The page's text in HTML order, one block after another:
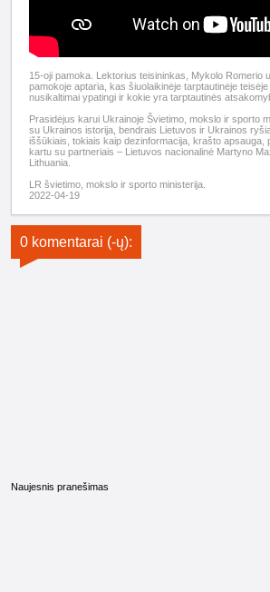
15-oji pamoka. Lektorius teisininkas, Mykolo
pamokoje aptaria, kas šiuolaikinėje tarptautinėje
nusikaltimai ypatingi ir kokie yra tarptautinės
Prasidėjus karui Ukrainoje Švietimo, mokslo ir sporto
su Ukrainos istorija, bendrais Lietuvos ir Ukrainos
iššūkiais, tokiais kaip dezinformacija, krašto
kartu su partneriais – Lietuvos nacionalinė Martyno
Lithuania.
LR švietimo, mokslo ir sporto ministerija.
2022-04-19
0 komentarai (-ų):
Naujesnis pranešimas